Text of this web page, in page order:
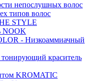
непослушных волос
типов волос
STYLE
NOOK
- Низкоаммиачный
краситель
KROMATIC